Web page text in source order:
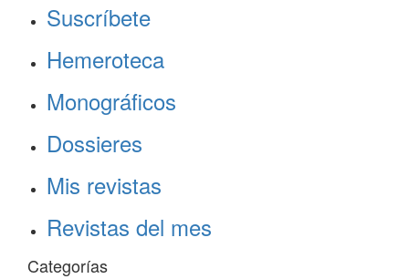
Suscríbete
Hemeroteca
Monográficos
Dossieres
Mis revistas
Revistas del mes
Categorías